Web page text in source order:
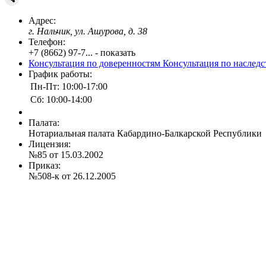
Адрес:
г. Нальчик, ул. Ашурова, д. 38
Телефон:
+7 (8662) 97-7... - показать
Консультация по доверенностям Консультация по
График работы:
Пн-Пт: 10:00-17:00
Сб: 10:00-14:00
Палата:
Нотариальная палата Кабардино-Балкарской Республики
Лицензия:
№85 от 15.03.2002
Приказ:
№508-к от 26.12.2005